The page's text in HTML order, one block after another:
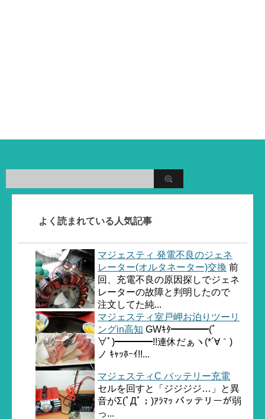
よく読まれている人気記事
マジェスティ 発電不良のジェネ
レーター(オルタネーター)交換 前
回、充電不良の原因探しでジェネ
レーターの故障と判明したので
注文してた純...
マジェスティ室戸岬お泊りツーリ
ングin高知 GWｷﾀ━━━━(ﾟ
∀ﾟ)━━━━!!連休だぁヽ(*´∀｀)
ノ ｷｬｯﾎｰｲ!!...
マジェスティC バッテリー充電
セルを回すと「ジジジジ…」と異
音がΣ(ﾟДﾟ；)ｱﾗﾏｯ バッテリーが弱
っ...